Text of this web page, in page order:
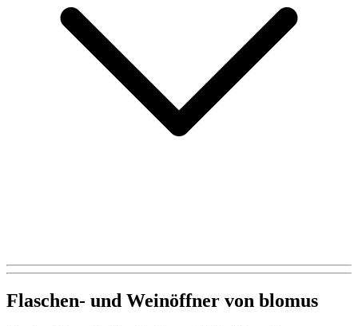
Flaschen- und Weinöffner von blomus